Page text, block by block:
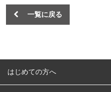
一覧に戻る
はじめての方へ